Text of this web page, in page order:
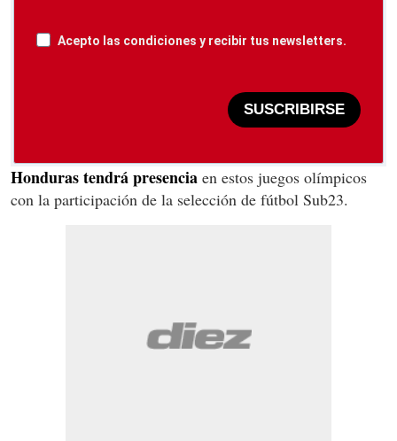
Acepto las condiciones y recibir tus newsletters.
SUSCRIBIRSE
Honduras tendrá presencia en estos juegos olímpicos
con la participación de la selección de fútbol Sub23.